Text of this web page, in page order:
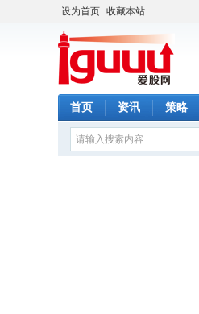
设为首页 收藏本站
首页 资讯 策略